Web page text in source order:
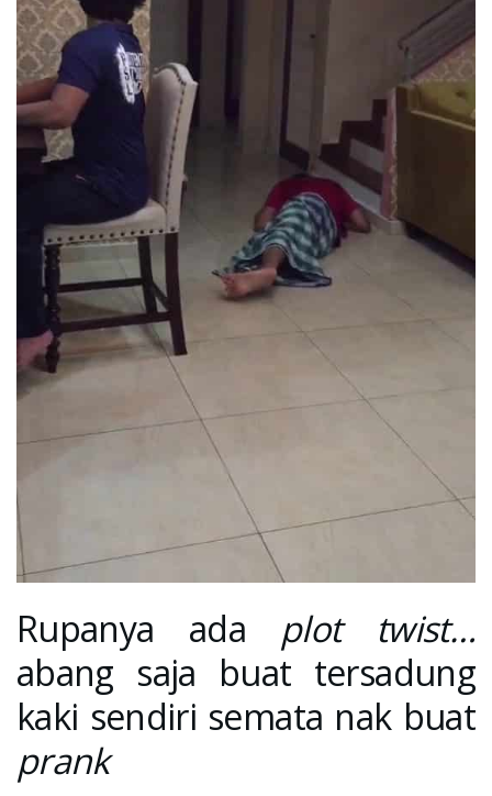
Rupanya ada plot twist…
abang saja buat tersadung
kaki sendiri semata nak buat
prank